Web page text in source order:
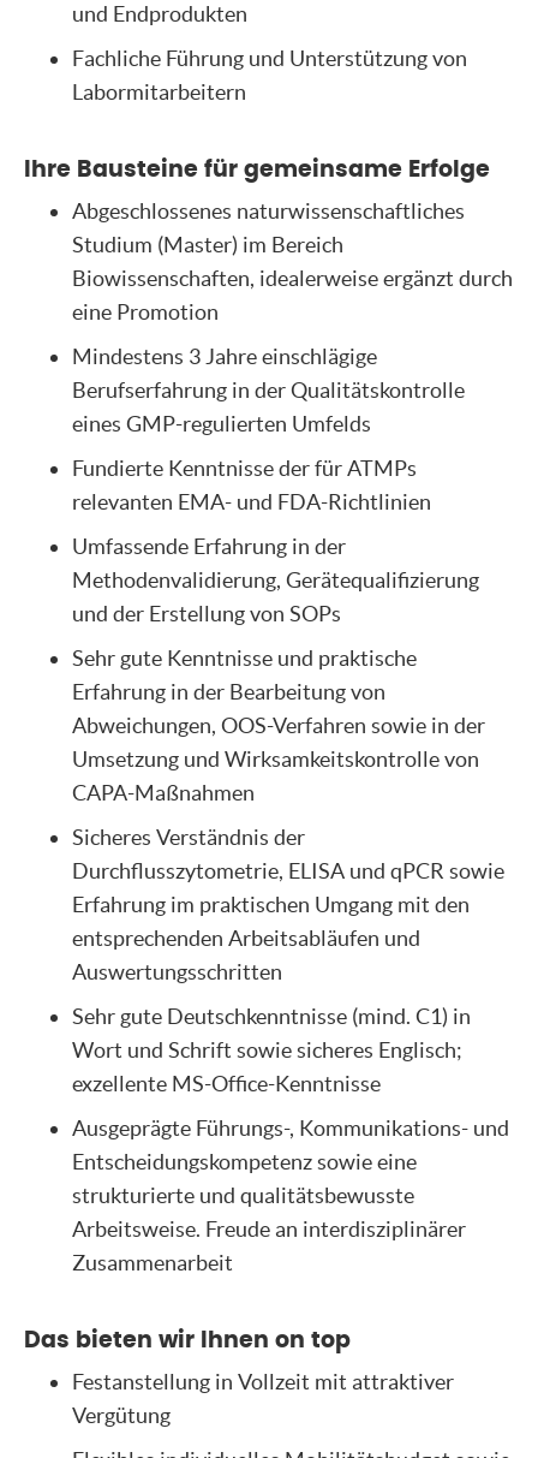
und Endprodukten
Fachliche Führung und Unterstützung von
Labormitarbeitern
Ihre Bausteine für gemeinsame Erfolge
Abgeschlossenes naturwissenschaftliches
Studium (Master) im Bereich
Biowissenschaften, idealerweise ergänzt durch
eine Promotion
Mindestens 3 Jahre einschlägige
Berufserfahrung in der Qualitätskontrolle
eines GMP-regulierten Umfelds
Fundierte Kenntnisse der für ATMPs
relevanten EMA- und FDA-Richtlinien
Umfassende Erfahrung in der
Methodenvalidierung, Gerätequalifizierung
und der Erstellung von SOPs
Sehr gute Kenntnisse und praktische
Erfahrung in der Bearbeitung von
Abweichungen, OOS-Verfahren sowie in der
Umsetzung und Wirksamkeitskontrolle von
CAPA-Maßnahmen
Sicheres Verständnis der
Durchflusszytometrie, ELISA und qPCR sowie
Erfahrung im praktischen Umgang mit den
entsprechenden Arbeitsabläufen und
Auswertungsschritten
Sehr gute Deutschkenntnisse (mind. C1) in
Wort und Schrift sowie sicheres Englisch;
exzellente MS-Office-Kenntnisse
Ausgeprägte Führungs-, Kommunikations- und
Entscheidungskompetenz sowie eine
strukturierte und qualitätsbewusste
Arbeitsweise. Freude an interdisziplinärer
Zusammenarbeit
Das bieten wir Ihnen on top
Festanstellung in Vollzeit mit attraktiver
Vergütung